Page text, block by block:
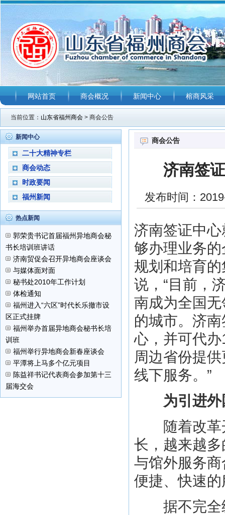
网站首页 商会概况 新闻中心 榕商风采
当前位置： 山东省福州商会 > 商会公告
新闻中心
二十大精神专栏
商会动态
时政要闻
福州新闻
热点新闻
郭荣贵书记首届福州异地商会秘
书长培训班讲话
济南贸促会召开异地商会座谈会
与媒体面对面
秘书处2010年工作计划
体检通知
福州进入“六区”时代长乐撤市设
区正式挂牌
福州举办首届异地商会秘书长培
训班
福州举行异地商会新春座谈会
平潭将上马多个亿元项目
陈益祥书记代表商会参加第十三
届海交会
商会公告
济南签
发布时间：
济南签证中
够办理业务
规划和培育
说，“目前，
南成为全国
的城市。济
心，并可代
周边省份提
线下服务。”
为引进
随着改革开
长，越来越
与馆外服务
便捷、快速
据不完全统